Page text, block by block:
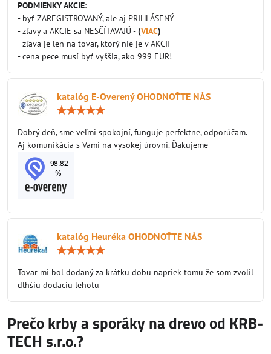
PODMIENKY AKCIE:
- byť ZAREGISTROVANÝ, ale aj PRIHLÁSENÝ
- zľavy a AKCIE sa NESČÍTAVAJÚ -(VIAC)
- zľava je len na tovar, ktorý nie je v AKCII
- cena pece musí byť vyššia, ako 999 EUR!
katalóg E-Overený OHODNOŤTE NÁS
5
Dobrý deň, sme veľmi spokojní, funguje perfektne, odporúčam.
Aj komunikácia s Vami na vysokej úrovni. Ďakujeme
katalóg Heuréka OHODNOŤTE NÁS
5
Tovar mi bol dodaný za krátku dobu napriek tomu že som zvolil
dlhšiu dodaciu lehotu
Prečo krby a sporáky na drevo od KRB-
TECH s.r.o.?